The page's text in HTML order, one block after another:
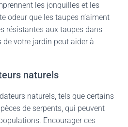
les jonquilles et les
odeur que les taupes n’aiment
résistantes aux taupes dans
votre jardin peut aider à
naturels
naturels, tels que certains
de serpents, qui peuvent
Encourager ces